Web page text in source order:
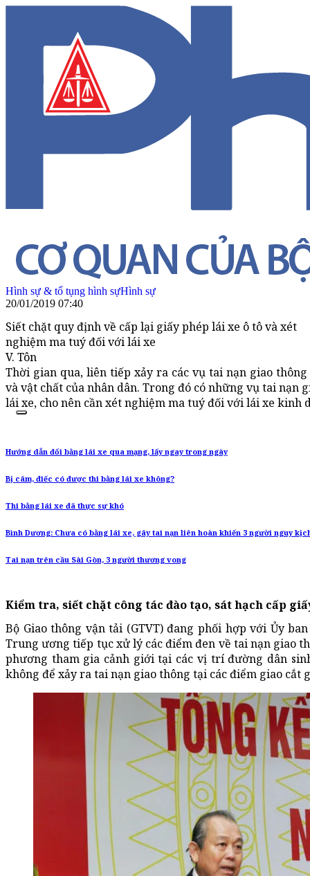
Hình sự & tố tụng hình sựHình sự
20/01/2019 07:40
Siết chặt quy định về cấp lại giấy phép lái xe ô tô và xét
nghiệm ma tuý đối với lái xe
V. Tôn
Thời gian qua, liên tiếp xảy ra các vụ tai nạn giao
và vật chất của nhân dân. Trong đó có những vụ tai nạn
lái xe, cho nên cần xét nghiệm ma tuý đối với lái xe kinh
Hướng dẫn đổi bằng lái xe qua mạng, lấy ngay trong ngày
Bị câm, điếc có được thi bằng lái xe không?
Thi bằng lái xe đã thực sự khó
Bình Dương: Chưa có bằng lái xe, gây tai nạn liên hoàn khiến 3 người nguy
Tai nạn trên cầu Sài Gòn, 3 người thương vong
Kiểm tra, siết chặt công tác đào tạo, sát hạch cấp
Bộ Giao thông vận tải (GTVT) đang phối hợp với Ủy
Trung ương tiếp tục xử lý các điểm đen về tai nạn giao
phương tham gia cảnh giới tại các vị trí đường dân
không để xảy ra tai nạn giao thông tại các điểm giao cắt